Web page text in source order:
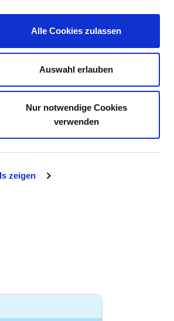
zeigen
Alle Cookies zulassen
Auswahl erlauben
Nur notwendige Cookies
verwenden
IHRE MEINUNG
DES